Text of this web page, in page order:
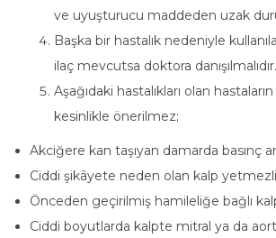
ve uyuşturucu maddeden uzak
Başka bir hastalık nedeniyle
ilaç mevcutsa doktora danışılmalıdır.
Aşağıdaki hastalıkları olan
kesinlikle önerilmez;
Akciğere kan taşıyan damarda basınç
Ciddi şikâyete neden olan kalp
Önceden geçirilmiş hamileliğe bağlı
Ciddi boyutlarda kalpte mitral ya da aort